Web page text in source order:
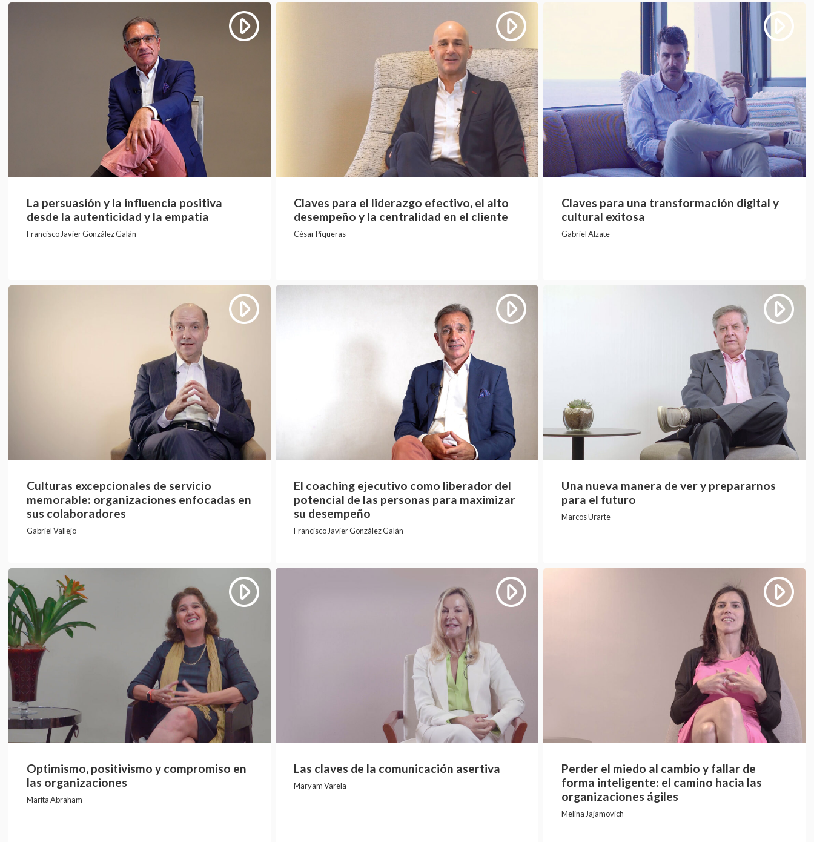
La persuasión y la influencia positiva
desde la autenticidad y la empatía
Francisco Javier González Galán
Claves para el liderazgo efectivo, el alto
desempeño y la centralidad en el cliente
César Piqueras
Claves para una transformación digital y
cultural exitosa
Gabriel Alzate
Culturas excepcionales de servicio
memorable: organizaciones enfocadas en
sus colaboradores
Gabriel Vallejo
El coaching ejecutivo como liberador del
potencial de las personas para maximizar
su desempeño
Francisco Javier González Galán
Una nueva manera de ver y prepararnos
para el futuro
Marcos Urarte
Optimismo, positivismo y compromiso en
las organizaciones
Marita Abraham
Las claves de la comunicación asertiva
Maryam Varela
Perder el miedo al cambio y fallar de
forma inteligente: el camino hacia las
organizaciones ágiles
Melina Jajamovich